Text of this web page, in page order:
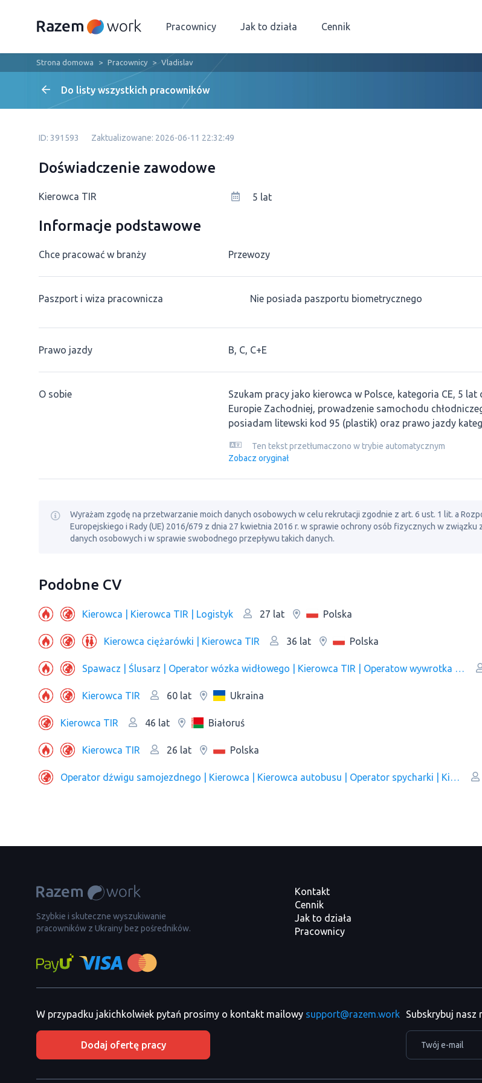
Pracownicy Jak to działa Cennik
Strona domowa Pracownicy Vladislav
Do listy wszystkich pracowników
ID: 391593 Zaktualizowane: 2026-06-11 22:32:49
Doświadczenie zawodowe
Kierowca TIR 5 lat
Informacje podstawowe
Chce pracować w branży Przewozy
Paszport i wiza pracownicza Nie posiada paszportu biometrycznego
Prawo jazdy B, C, C+E
O sobie
Szukam pracy jako kierowca w Polsce, kategoria CE, 5 lat
Europie Zachodniej, prowadzenie samochodu
posiadam litewski kod 95 (plastik) oraz prawo jazdy
Ten tekst przetłumaczono w trybie automatycznym
Zobacz oryginał
Wyrażam zgodę na przetwarzanie moich danych osobowych w celu rekrutacji zgodnie z art. 6 ust. 1 lit. a
Europejskiego i Rady (UE) 2016/679 z dnia 27 kwietnia 2016 r. w sprawie ochrony osób fizycznych w związku
danych osobowych i w sprawie swobodnego przepływu takich danych.
Podobne CV
Kierowca | Kierowca TIR | Logistyk 27 lat Polska
Kierowca ciężarówki | Kierowca TIR 36 lat Polska
Kierowca TIR 60 lat Ukraina
Kierowca TIR 46 lat Białoruś
Kierowca TIR 26 lat Polska
Szybkie i skuteczne wyszukiwanie
pracowników z Ukrainy bez pośredników.
Kontakt
Cennik
Jak to działa
Pracownicy
W przypadku jakichkolwiek pytań prosimy o kontakt mailowy support@razem.work
Dodaj ofertę pracy
Subskrybuj